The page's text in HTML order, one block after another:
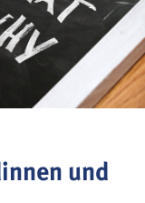
und